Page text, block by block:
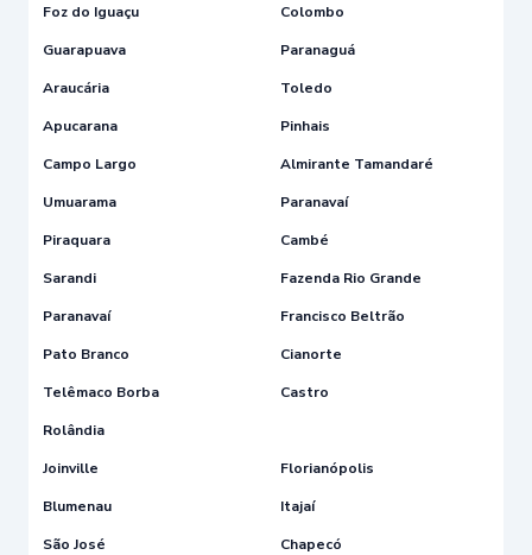
Foz do Iguaçu
Colombo
Guarapuava
Paranaguá
Araucária
Toledo
Apucarana
Pinhais
Campo Largo
Almirante Tamandaré
Umuarama
Paranavaí
Piraquara
Cambé
Sarandi
Fazenda Rio Grande
Paranavaí
Francisco Beltrão
Pato Branco
Cianorte
Telêmaco Borba
Castro
Rolândia
Joinville
Florianópolis
Blumenau
Itajaí
São José
Chapecó